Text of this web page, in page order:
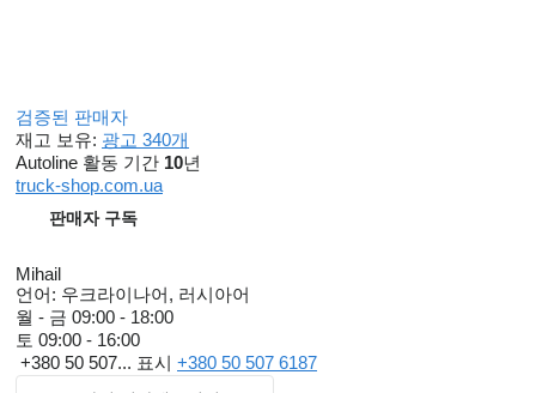
검증된 판매자
재고 보유: 광고 340개
Autoline 활동 기간 10년
truck-shop.com.ua
판매자 구독
Mihail
언어: 우크라이나어, 러시아어
월 - 금 09:00 - 18:00
토 09:00 - 16:00
+380 50 507... 표시 +380 50 507 6187